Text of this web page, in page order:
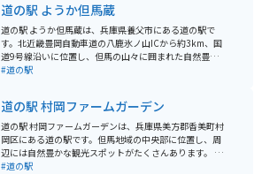
品販売所、観光案内所などが併設されています。レスト
ランでは、地元産の食材を使った料理が味わえます。特
産品販売所では、但馬牛や香住ガニなどの特産品をはじ
め、地元の農産物や加工品が販売されています。 バイク
で訪れる場合、駐車場は広く、休憩場所としても最適で
周辺には、日本の滝百選に選ばれた「天滝」や、国の重
要文化財に指定されている「餘部鉄橋」など、観光スポ
ットも点在しています。
道の駅 ようか但馬蔵
道の駅 ようか但馬蔵は、兵庫県養父市にある道の駅で
す。北近畿豊岡自動車道の八鹿氷ノ山ICから約3km、国
道9号線沿いに位置し、但馬の山々に囲まれた自然豊か
な場所にあり、ドライブの休憩スポットとして人気で
探しにも最適です。また、レストランでは、但馬牛を使
った料理や、地元産のそばなどが楽しめます。 バイクで
訪れる場合、道の駅には広い駐車場が完備されているの
で安心です。ツーリングの休憩場所として、立ち寄って
みてはいかがでしょうか。周辺には、氷ノ山や鉢伏高原
#道の駅
道の駅 村岡ファームガーデン
道の駅 村岡ファームガーデンは、兵庫県美方郡香美町村
岡区にある道の駅です。但馬地域の中央部に位置し、周
辺には自然豊かな観光スポットがたくさんあります。 道
の駅には、地元で採れた新鮮な野菜や特産品を販売する
#道の駅